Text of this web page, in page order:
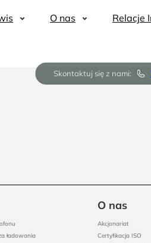
Skontaktuj się z nami:
O nas Relacje
ładowania
O nas
Akcjonariat
Certyfikacja ISO